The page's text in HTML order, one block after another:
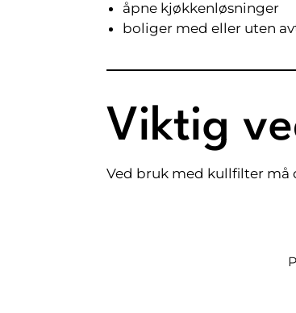
åpne kjøkkenløsninger
boliger med eller uten
Viktig
Ved bruk med kullfilter må